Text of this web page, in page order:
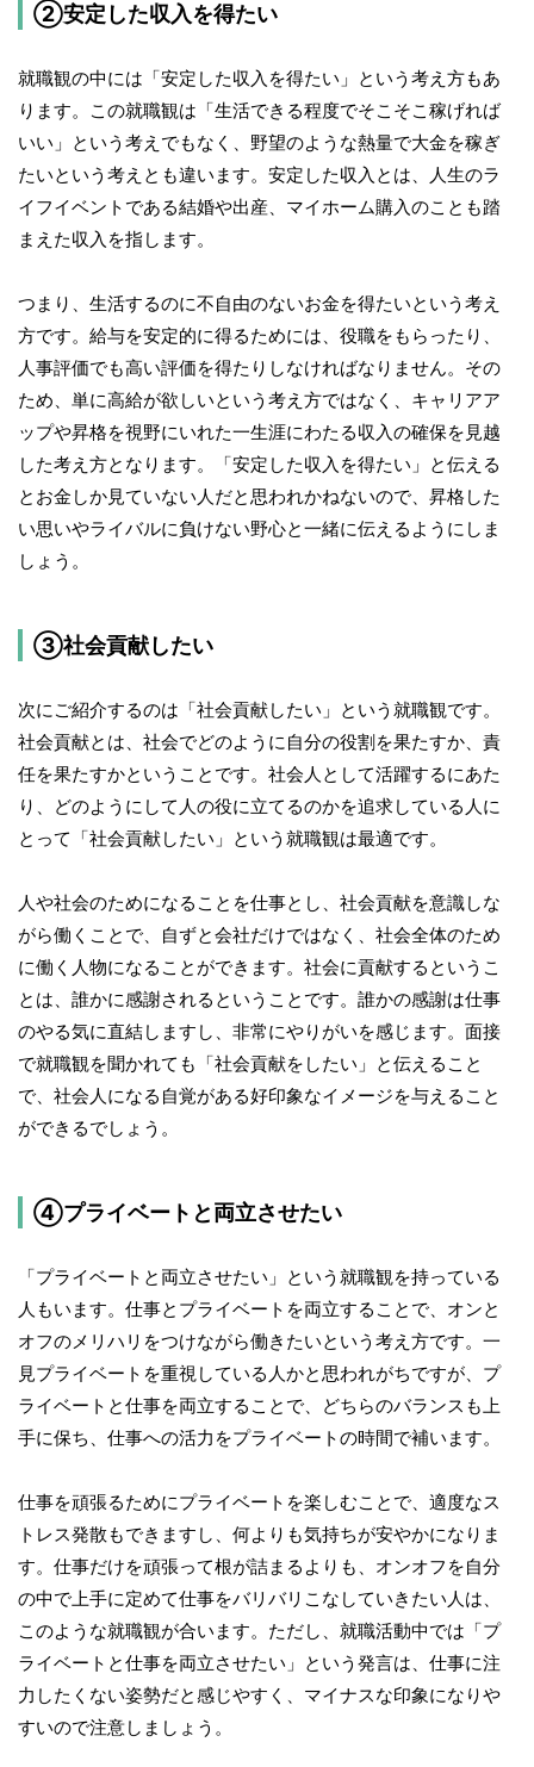
②安定した収入を得たい
就職観の中には「安定した収入を得たい」という考え方もあ
ります。この就職観は「生活できる程度でそこそこ稼げれば
いい」という考えでもなく、野望のような熱量で大金を稼ぎ
たいという考えとも違います。安定した収入とは、人生のラ
イフイベントである結婚や出産、マイホーム購入のことも踏
まえた収入を指します。
つまり、生活するのに不自由のないお金を得たいという考え
方です。給与を安定的に得るためには、役職をもらったり、
人事評価でも高い評価を得たりしなければなりません。その
ため、単に高給が欲しいという考え方ではなく、キャリアア
ップや昇格を視野にいれた一生涯にわたる収入の確保を見越
した考え方となります。「安定した収入を得たい」と伝える
とお金しか見ていない人だと思われかねないので、昇格した
い思いやライバルに負けない野心と一緒に伝えるようにしま
しょう。
③社会貢献したい
次にご紹介するのは「社会貢献したい」という就職観です。
社会貢献とは、社会でどのように自分の役割を果たすか、責
任を果たすかということです。社会人として活躍するにあた
り、どのようにして人の役に立てるのかを追求している人に
とって「社会貢献したい」という就職観は最適です。
人や社会のためになることを仕事とし、社会貢献を意識しな
がら働くことで、自ずと会社だけではなく、社会全体のため
に働く人物になることができます。社会に貢献するというこ
とは、誰かに感謝されるということです。誰かの感謝は仕事
のやる気に直結しますし、非常にやりがいを感じます。面接
で就職観を聞かれても「社会貢献をしたい」と伝えること
で、社会人になる自覚がある好印象なイメージを与えること
ができるでしょう。
④プライベートと両立させたい
「プライベートと両立させたい」という就職観を持っている
人もいます。仕事とプライベートを両立することで、オンと
オフのメリハリをつけながら働きたいという考え方です。一
見プライベートを重視している人かと思われがちですが、プ
ライベートと仕事を両立することで、どちらのバランスも上
手に保ち、仕事への活力をプライベートの時間で補います。
仕事を頑張るためにプライベートを楽しむことで、適度なス
トレス発散もできますし、何よりも気持ちが安やかになりま
す。仕事だけを頑張って根が詰まるよりも、オンオフを自分
の中で上手に定めて仕事をバリバリこなしていきたい人は、
このような就職観が合います。ただし、就職活動中では「プ
ライベートと仕事を両立させたい」という発言は、仕事に注
力したくない姿勢だと感じやすく、マイナスな印象になりや
すいので注意しましょう。